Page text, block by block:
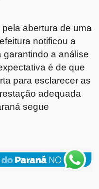
abertura de uma
notificou a
garantindo a análise
é de que
para esclarecer as
adequada
segue